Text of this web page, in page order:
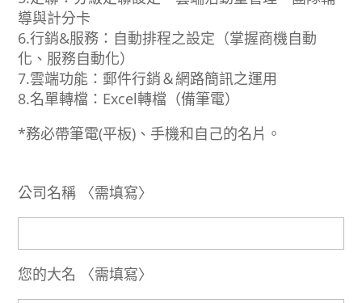
導與計分卡
6.行銷&服務：自動排程之設定（掌握商機自動
化、服務自動化）
7.雲端功能：郵件行銷＆網路簡訊之運用
8.名單轉檔：Excel轉檔（備筆電）
*務必帶筆電(平板)、手機和自己的名片。
公司名稱 〈需填寫〉
您的大名 〈需填寫〉